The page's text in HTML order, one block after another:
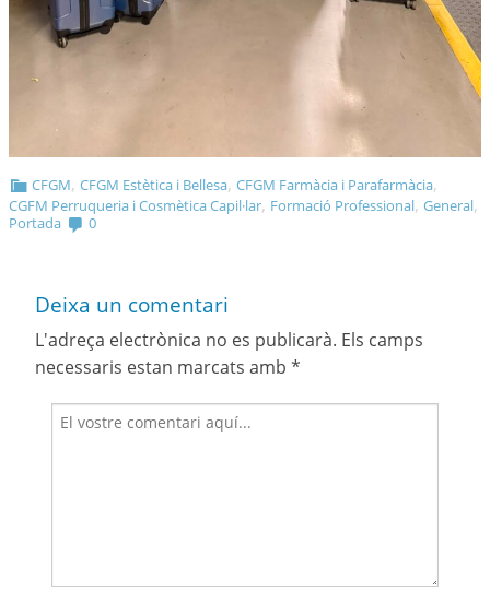
CFGM,CFGM Estètica i Bellesa,CFGM Farmàcia i Parafarmàcia,
CGFM Perruqueria i Cosmètica Capil·lar, Formació Professional, General,
Portada 0
Deixa un comentari
L'adreça electrònica no es publicarà. Els camps
necessaris estan marcats amb *